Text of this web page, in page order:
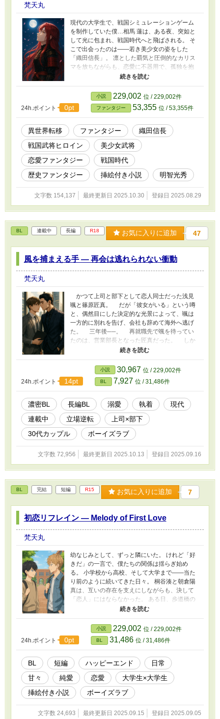
梵天丸
現代の大学生で、戦国シミュレーションゲーム
を制作していた僕…相馬 蓮は、ある夜、突如と
して光に包まれ、戦国時代へと飛ばされる。 そ
こで出会ったのは――若き美少女の姿をした
「織田信長」。 凛とした覇気と圧倒的なカリス
マを放ちながらも、恋愛に不器用で、孤独を抱
えた少女。 僕は彼女に気に入られ、城に連れ帰
る。 それでも信長の背中を支えると決めた僕
は、やがて桶狭間、比叡山、本能寺へと続く、
紅蓮の歴史に巻き込まれていく。 史実は史実の
ままに――だが最後に訪れるのは、誰も知らな
い「Re:verse（逆転）」の結末。 炎に包まれた
本能寺の果てで、信長は現代へと甦る。 紅に染
まる覇者と、異世界から来た青年。 ふたりが選
ぶ未来は、戦国を超えて――。 ※この物語は、
YouTubeで配信中の楽曲をベースに作成してい
るものです。良かったら楽曲の方も聴いてみて
くださいね♫ 👉
https://www.youtube.com/@bontenmaru-z1v
24h.ポイント 0pt
小説 229,002 位 / 229,002件
ファンタジー 53,355 位 / 53,355件
異世界転移 ファンタジー
織田信長
戦国武将ヒロイン
美少女武将
恋愛ファンタジー
戦国時代
歴史ファンタジー
挿絵付き小説 明智光秀
文字数 154,137 最終更新日 2025.10.30 登録日 2025.08.29
BL 連載中 長編 R18 お気に入りに追加 47
風を捕まえる手 ― 再会は逃れられない衝動
梵天丸
かつて上司と部下として恋人同士だった浅見
颯と篠原匠真。 だが「彼女がいる」という噂
と、偶然目にした決定的な光景によって、颯は
一方的に別れを告げ、会社も辞めて海外へ逃げ
た。 三年後──。 再就職先で颯を待ってい
たのは、営業部長となった匠真だった。 しか
も彼の「推薦」により、颯は匠真の秘書として
線。 逃げ場のない距離で交わされる熱。 ま
だ誤解も、心の傷も解けていないのに、体はあ
の日と同じ衝動に支配されていく。 立場が逆
転した二人の再会は、理性と欲望の狭間で揺れ
動く。 誤解を越えられるのか、それとも再び
すれ違うのか──。 大人になった彼らが選ぶ答
えは、逃げられない熱の先にある。 本作は、
YouTubeチャンネル「BL Soundscape」 にて公
開されるオリジナル楽曲と完全連動。 各話ご
とに専用の曲が用意され、物語のシーンと音楽
が呼応するように構成されています。 読みな
がら聴くことで、登場人物の心情や情熱がより
鮮明に響き、物語世界を深く味わうことができ
ます。 YouTubeで小説動画を公開中です♫
⇒ https://www.youtube.com/@bontenmaru-
24h.ポイント 14pt
小説 30,967 位 / 229,002件
BL 7,927 位 / 31,486件
濃密BL 長編BL 溺愛 執着
現代
連載中
立場逆転
上司×部下
30代カップル
ボーイズラブ
文字数 72,956 最終更新日 2025.10.13 登録日 2025.09.16
BL 完結 短編 R15 お気に入りに追加 7
初恋リフレイン ― Melody of First Love
梵天丸
幼なじみとして、ずっと隣にいた。 けれど「好
きだ」の一言で、僕たちの関係は揺らぎ始め
る。 小学校から高校、そして大学まで——当た
り前のように続いてきた日々。 桐谷湊と朝倉陽
真は、互いの存在を支えにしながらも、決して
「恋人」にはならなかった。 ある日、歩道橋の
上で交わされた告白とキス。 冗談に見せかけた
係へと導いていく。 逃げ出したり、すれ違った
り。 触れたいのに触れられない、名前を呼ぶだ
けで胸が高鳴る。 初めて恋をした二人が、十の
物語と十の音楽で紡ぐ「初恋リフレイン」。
――これは、避け続けた唇が、ようやく重なる
までのラブストーリー。
24h.ポイント 0pt
小説 229,002 位 / 229,002件
BL 31,486 位 / 31,486件
BL 短編 ハッピーエンド
日常
甘々
純愛 恋愛
大学生×大学生
挿絵付き小説
ボーイズラブ
文字数 24,693 最終更新日 2025.09.15 登録日 2025.09.05